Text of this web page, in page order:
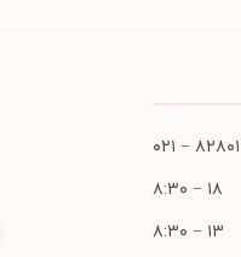
− ۰۲۱
۱۸ − ۸:۳۰
۱۳ − ۸:۳۰